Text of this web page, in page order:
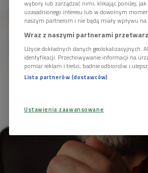
wybory lub zarządzać nimi, klikając poniżej,
uzasadnionego interesu lub w dowolnym
naszym partnerom i nie będą miały wpływu na
Wraz z naszymi partnerami
Użycie dokładnych danych geolokalizacyjnych.
identyfikacji. Przechowywanie informacji na
pomiar reklam i treści, badnie odbiorców i
Lista partnerów (dostawców)
Ustawienia zaawansowane